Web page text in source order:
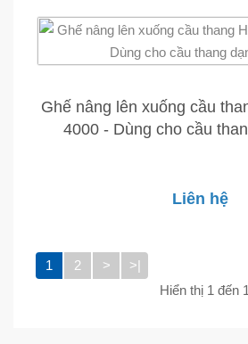
Ghế nâng lên xuống cầu
4000 - Dùng cho cầu
Liên hệ
1 2 >
>|
Hiển thị 1 đến